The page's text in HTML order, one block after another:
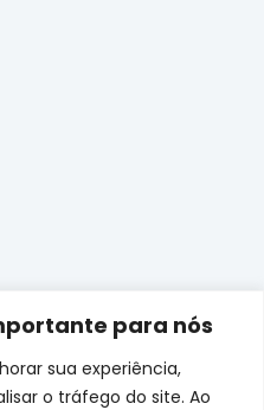
para nós
sua experiência,
o tráfego do site. Ao